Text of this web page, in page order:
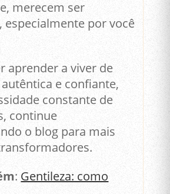
merecem ser
especialmente por você
aprender a viver de
e confiante,
constante de
continue
o blog para mais
: Gentileza: como